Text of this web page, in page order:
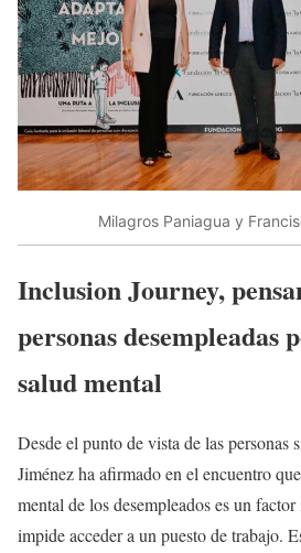
Milagros Paniagua y
Inclusion Journey,
personas desempleadas
salud mental
Desde el punto de vista de las personas
Jiménez ha afirmado en el encuentro
mental de los desempleados es un
impide acceder a un puesto de trabajo.